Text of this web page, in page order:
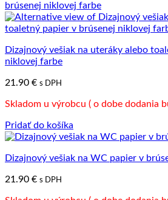
Dizajnový vešiak na uteráky alebo
niklovej farbe
21.90 € s DPH
Skladom u výrobcu ( o dobe dodania
Pridať do košíka
Dizajnový vešiak na WC papier v
21.90 € s DPH